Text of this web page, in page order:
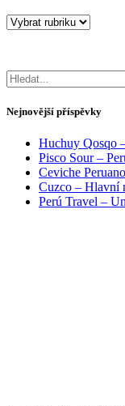
Kategorie
Search
for:
Nejnovější příspěvky
Huchuy Qosqo
Pisco Sour –
Ceviche
Cuzco – Hlavní
Perú Travel –